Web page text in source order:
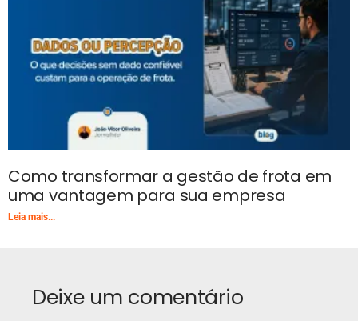
Como transformar a gestão de frota em
uma vantagem para sua empresa
Leia mais...
Deixe um comentário